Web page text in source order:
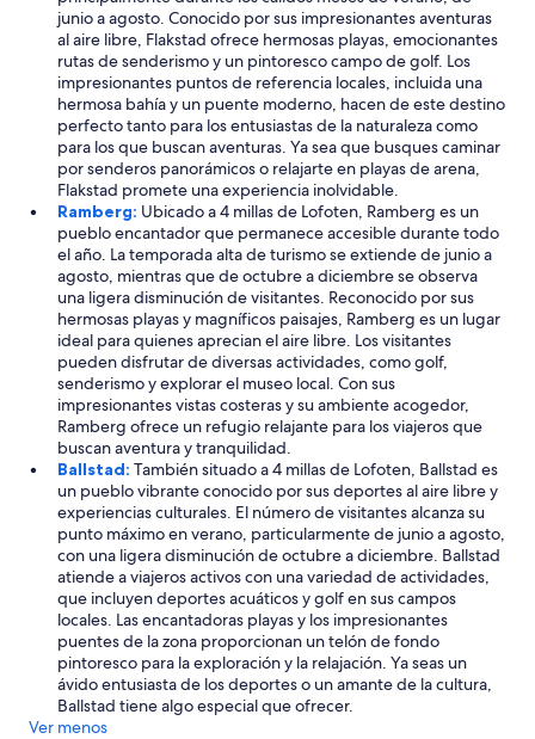
l
junio a agosto. Conocido por sus impresionantes aventuras
al aire libre, Flakstad ofrece hermosas playas, emocionantes
rutas de senderismo y un pintoresco campo de golf. Los
impresionantes puntos de referencia locales, incluida una
hermosa bahía y un puente moderno, hacen de este destino
perfecto tanto para los entusiastas de la naturaleza como
para los que buscan aventuras. Ya sea que busques caminar
por senderos panorámicos o relajarte en playas de arena,
Flakstad promete una experiencia inolvidable.
Ramberg: Ubicado a 4 millas de Lofoten, Ramberg es un
pueblo encantador que permanece accesible durante todo
el año. La temporada alta de turismo se extiende de junio a
agosto, mientras que de octubre a diciembre se observa
una ligera disminución de visitantes. Reconocido por sus
hermosas playas y magníficos paisajes, Ramberg es un lugar
ideal para quienes aprecian el aire libre. Los visitantes
pueden disfrutar de diversas actividades, como golf,
senderismo y explorar el museo local. Con sus
impresionantes vistas costeras y su ambiente acogedor,
Ramberg ofrece un refugio relajante para los viajeros que
buscan aventura y tranquilidad.
Ballstad: También situado a 4 millas de Lofoten, Ballstad es
un pueblo vibrante conocido por sus deportes al aire libre y
experiencias culturales. El número de visitantes alcanza su
punto máximo en verano, particularmente de junio a agosto,
con una ligera disminución de octubre a diciembre. Ballstad
atiende a viajeros activos con una variedad de actividades,
que incluyen deportes acuáticos y golf en sus campos
locales. Las encantadoras playas y los impresionantes
puentes de la zona proporcionan un telón de fondo
pintoresco para la exploración y la relajación. Ya seas un
ávido entusiasta de los deportes o un amante de la cultura,
Ballstad tiene algo especial que ofrecer.
Ver menos